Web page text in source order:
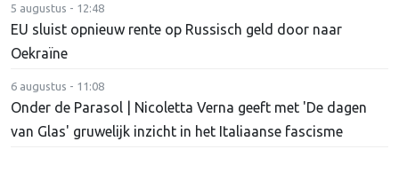
5 augustus - 12:48
EU sluist opnieuw rente op Russisch geld door naar
Oekraïne
6 augustus - 11:08
Onder de Parasol | Nicoletta Verna geeft met 'De dagen
van Glas' gruwelijk inzicht in het Italiaanse fascisme